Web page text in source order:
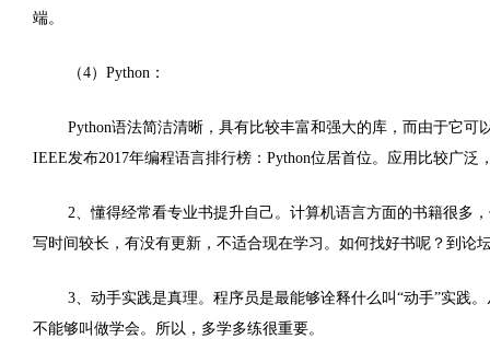
端。
（4）Python：
Python语法简洁清晰，具有比较丰富和强大的库，而由于它
IEEE发布2017年编程语言排行榜：Python位居首位。应用比较广
2、懂得经常看专业书提升自己。计算机语言方面的书籍很多
写时间较长，有没有更新，不适合现在学习。如何找好书呢？到论
3、动手实践是真理。程序员是最能够诠释什么叫“动手”实践
不能够叫做学会。所以，多学多练很重要。